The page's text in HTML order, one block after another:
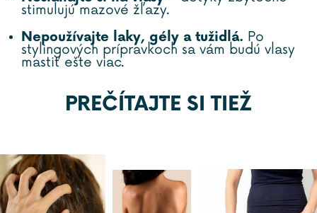
stimulujú mazové žľazy.
Nepoužívajte laky, gély a tužidlá. Po
stylingových prípravkoch sa vám budú vlasy
mastiť ešte viac.
PREČÍTAJTE SI TIEŽ